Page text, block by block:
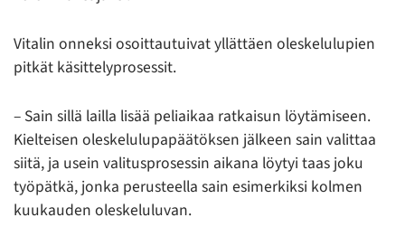
Vitalin onneksi osoittautuivat yllättäen oleskelulupien
pitkät käsittelyprosessit.
– Sain sillä lailla lisää peliaikaa ratkaisun löytämiseen.
Kielteisen oleskelulupapäätöksen jälkeen sain valittaa
siitä, ja usein valitusprosessin aikana löytyi taas joku
työpätkä, jonka perusteella sain esimerkiksi kolmen
kuukauden oleskeluluvan.